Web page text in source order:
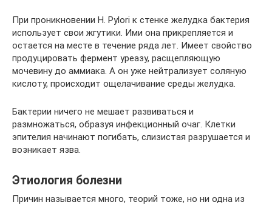
При проникновении H. Pylori к стенке желудка бактерия
использует свои жгутики. Ими она прикрепляется и
остается на месте в течение ряда лет. Имеет свойство
продуцировать фермент уреазу, расщепляющую
мочевину до аммиака. А он уже нейтрализует соляную
кислоту, происходит ощелачивание среды желудка.
Бактерии ничего не мешает развиваться и
размножаться, образуя инфекционный очаг. Клетки
эпителия начинают погибать, слизистая разрушается и
возникает язва.
Этиология болезни
Причин называется много, теорий тоже, но ни одна из